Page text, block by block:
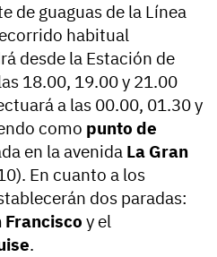
de guaguas de la Línea
habitual
desde la Estación de
18.00, 19.00 y 21.00
a las 00.00, 01.30 y
como punto de
en la avenida La Gran
En cuanto a los
dos paradas:
Francisco y el
.